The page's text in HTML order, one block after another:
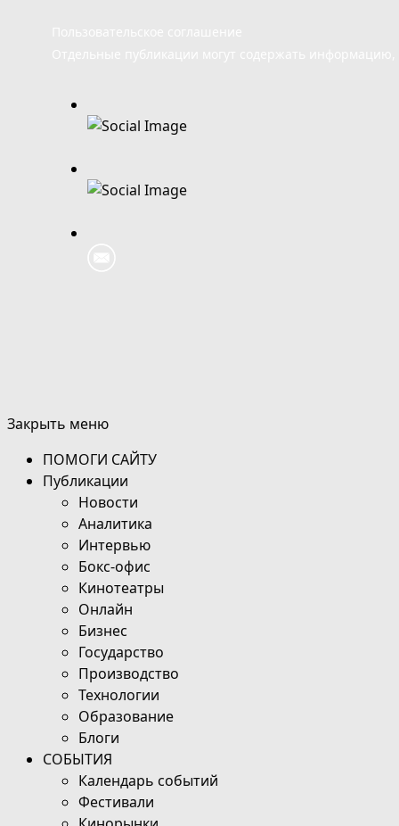
Закрыть меню
ПОМОГИ САЙТУ
Публикации
Новости
Аналитика
Интервью
Бокс-офис
Кинотеатры
Онлайн
Бизнес
Государство
Производство
Технологии
Образование
Блоги
СОБЫТИЯ
Календарь событий
Фестивали